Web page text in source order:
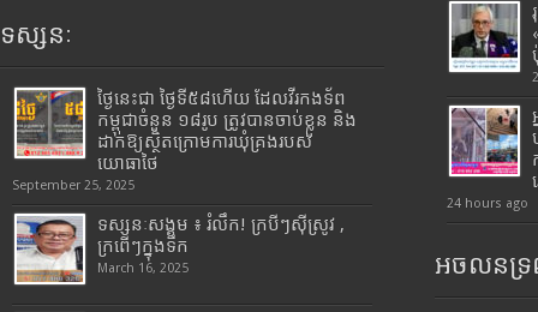
ទស្សនៈ
ថ្ងៃនេះជា ថ្ងៃទី៥៨ហើយ ដែលវីរកងទ័ព
កម្ពុជាចំនួន ១៨រូប ត្រូវបានចាប់ខ្លួន និង
ដាក់ឱ្យស្ថិតក្រោមការឃុំគ្រងរបស់
យោធាថៃ
September 25, 2025
ទស្សនៈសង្គម ៖ រំលឹក! ក្របីៗស៊ីស្រូវ ,
ក្រពើៗក្នុងទឹក
March 16, 2025
24 hours ago
អចលនទ្រ